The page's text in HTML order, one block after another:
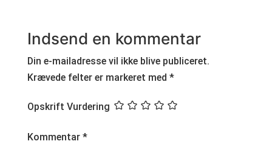
Indsend en kommentar
Din e-mailadresse vil ikke blive publiceret.
Krævede felter er markeret med *
Opskrift Vurdering
Kommentar *